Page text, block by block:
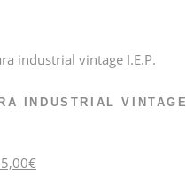
INDUSTRIAL VINTAGE
€precio